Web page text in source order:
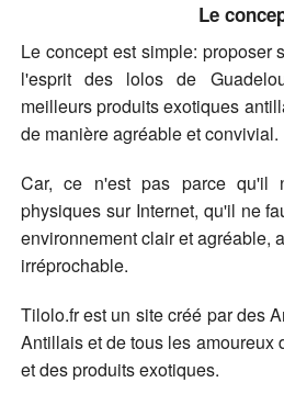
Le
Le concept est simple: proposer
l'esprit des lolos de
meilleurs produits exotiques
de manière agréable et convivial.
Car, ce n'est pas parce qu'il
physiques sur Internet, qu'il ne
environnement clair et agréable,
irréprochable.
Tilolo.fr est un site créé par des
Antillais et de tous les amoureux
et des produits exotiques.